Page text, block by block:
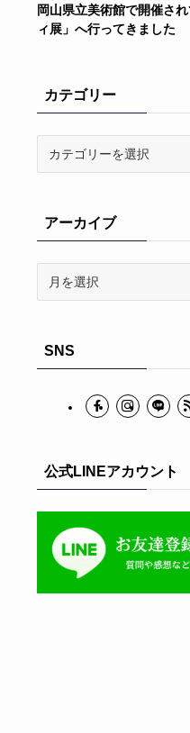
岡山県立美術館で開催さ
ィ展」へ行ってきました
カテゴリー
ーアーカイブ
ブSNS
公式LINEアカウント